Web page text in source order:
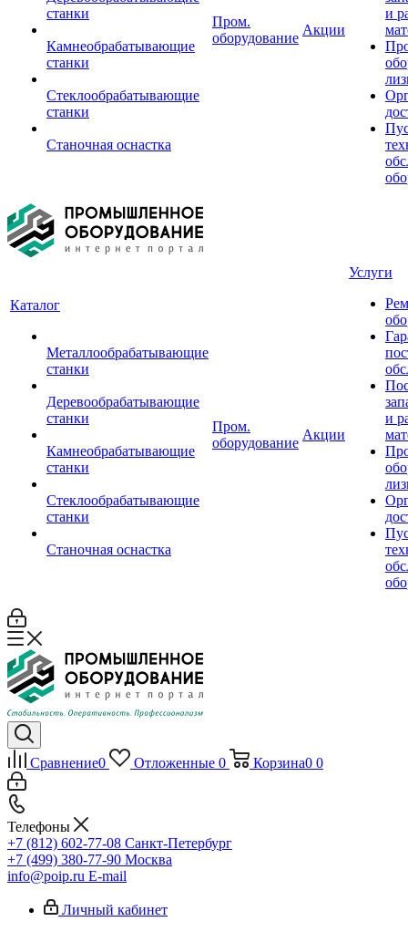
станки
Камнеобрабатывающие
станки
Стеклообрабатывающие
станки
Станочная оснастка
Пром.
оборудование
Акции
и
Каталог
Металлообрабатывающие
станки
Деревообрабатывающие
станки
Камнеобрабатывающие
станки
Стеклообрабатывающие
станки
Станочная оснастка
Пром.
оборудование
Акции
Услуги
и
Сравнение0 Отложенные 0 Корзина0 0
Телефоны
+7 (812) 602-77-08 Санкт-Петербург
+7 (499) 380-77-90 Москва
info@poip.ru E-mail
Личный кабинет